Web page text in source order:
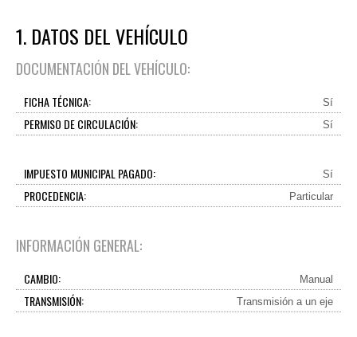
1. DATOS DEL VEHÍCULO
DOCUMENTACIÓN DEL VEHÍCULO:
FICHA TÉCNICA: Sí
PERMISO DE CIRCULACIÓN: Sí
IMPUESTO MUNICIPAL PAGADO: Sí
PROCEDENCIA: Particular
INFORMACIÓN GENERAL:
CAMBIO: Manual
TRANSMISIÓN: Transmisión a un eje